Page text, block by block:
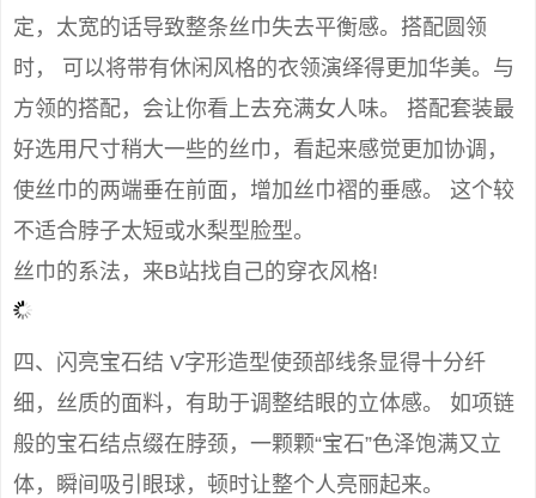
定，太宽的话导致整条丝巾失去平衡感。搭配圆领
时， 可以将带有休闲风格的衣领演绎得更加华美。与
方领的搭配，会让你看上去充满女人味。 搭配套装最
好选用尺寸稍大一些的丝巾，看起来感觉更加协调，
使丝巾的两端垂在前面，增加丝巾褶的垂感。 这个较
不适合脖子太短或水梨型脸型。
丝巾的系法，来B站找自己的穿衣风格!
四、闪亮宝石结 V字形造型使颈部线条显得十分纤
细，丝质的面料，有助于调整结眼的立体感。 如项链
般的宝石结点缀在脖颈，一颗颗“宝石”色泽饱满又立
体，瞬间吸引眼球，顿时让整个人亮丽起来。